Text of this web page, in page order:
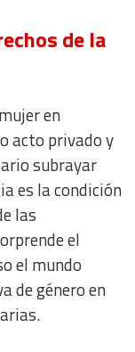
de la
en
acto privado y
subrayar
es la condición
las
el
el mundo
de género en